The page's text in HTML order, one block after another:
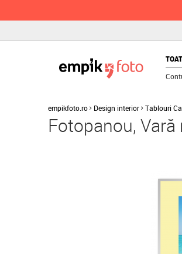
empikfoto.ro Design interior Tablouri
Fotopanou,